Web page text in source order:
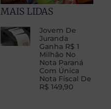
MAIS LIDAS
Jovem De
Juranda
Ganha R$ 1
Milhão No
Nota Paraná
Com Única
Nota Fiscal De
R$ 149,90